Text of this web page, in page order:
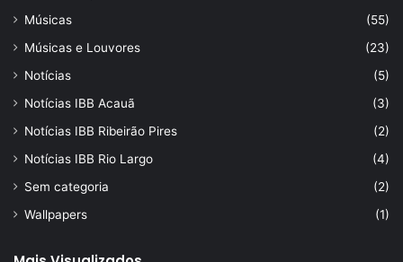
Músicas
(55)
Músicas e Louvores
(23)
Notícias
(5)
Notícias IBB Acauã
(3)
Notícias IBB Ribeirão Pires
(2)
Notícias IBB Rio Largo
(4)
Sem categoria
(2)
Wallpapers
(1)